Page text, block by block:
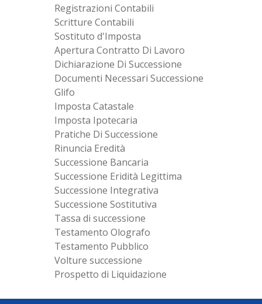
Registrazioni Contabili
Scritture Contabili
Sostituto d'Imposta
Apertura Contratto Di Lavoro
Dichiarazione Di Successione
Documenti Necessari Successione
Glifo
Imposta Catastale
Imposta Ipotecaria
Pratiche Di Successione
Rinuncia Eredità
Successione Bancaria
Successione Eridità Legittima
Successione Integrativa
Successione Sostitutiva
Tassa di successione
Testamento Olografo
Testamento Pubblico
Volture successione
Prospetto di Liquidazione